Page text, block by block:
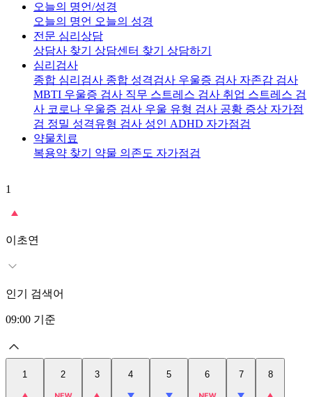
오늘의 명언/성경
오늘의 명언 오늘의 성경
전문 심리상담
상담사 찾기 상담센터 찾기 상담하기
심리검사
종합 심리검사 종합 성격검사 우울증 검사 자존감 검사
MBTI 우울증 검사 직무 스트레스 검사 취업 스트레스 검
사 코로나 우울증 검사 우울 유형 검사 공황 증상 자가점
검 정밀 성격유형 검사 성인 ADHD 자가점검
약물치료
복용약 찾기 약물 의존도 자가점검
1
이초연
인기 검색어
09:00 기준
1 2 3 4 5 6 7 8